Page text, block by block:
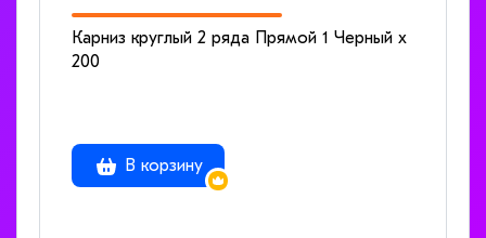
Карниз круглый 2 ряда Прямой 1 Черный x
200
В корзину